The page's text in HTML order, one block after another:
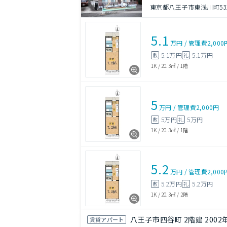
東京都八王子市東浅川町
5.1 万円 /管理費2,000
敷 5.1万円礼 5.1万円
1K / 20.3㎡ / 1階
5 万円 /管理費2,000円
敷 5万円礼 5万円
1K / 20.3㎡ / 1階
5.2 万円 /管理費2,000
敷 5.2万円礼 5.2万円
1K / 20.3㎡ / 2階
賃貸アパート 八王子市四谷町 2階建 2002